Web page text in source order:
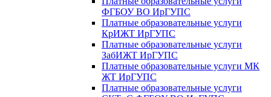
ФГБОУ ВО ИрГУПС
Платные образовательные услуги
КрИЖТ ИрГУПС
Платные образовательные услуги
ЗабИЖТ ИрГУПС
Платные образовательные услуги МК
ЖТ ИрГУПС
Платные образовательные услуги